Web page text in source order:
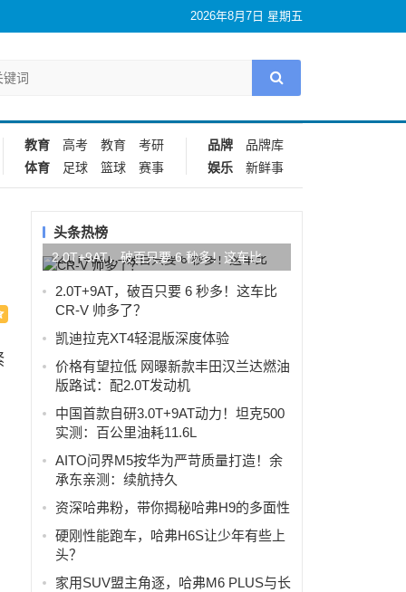
2026年8月7日 星期五
教育 高考 教育
考研
体育
足球 篮球 赛事
品牌
品牌库
娱乐
新鲜事
头条热榜
2.0T+9AT，破百只要 6 秒多！这车比
CR-V 帅多了？
2.0T+9AT，破百只要 6 秒多！这车比
CR-V 帅多了？
凯迪拉克XT4轻混版深度体验
价格有望拉低 网曝新款丰田汉兰达燃油
版路试：配2.0T发动机
中国首款自研3.0T+9AT动力！坦克500
实测：百公里油耗11.6L
AITO问界M5按华为严苛质量打造！余
承东亲测：续航持久
资深哈弗粉，带你揭秘哈弗H9的多面性
硬刚性能跑车，哈弗H6S让少年有些上
头？
家用SUV盟主角逐，哈弗M6 PLUS与长